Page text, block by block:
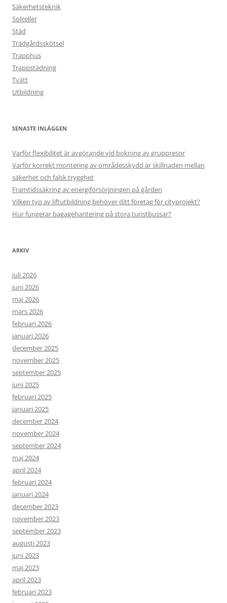
Säkerhetsteknik
Solceller
Städ
Trädgårdsskötsel
Trapphus
Trappstädning
Tvätt
Utbildning
SENASTE INLÄGGEN
Varför flexibilitet är avgörande vid bokning av gruppresor
Varför korrekt montering av områdesskydd är skillnaden mellan
säkerhet och falsk trygghet
Framtidssäkring av energiförsörjningen på gården
Vilken typ av liftutbildning behöver ditt företag för cityprojekt?
Hur fungerar bagagehantering på stora turistbussar?
ARKIV
juli 2026
juni 2026
maj 2026
mars 2026
februari 2026
januari 2026
december 2025
november 2025
september 2025
juni 2025
februari 2025
januari 2025
december 2024
november 2024
september 2024
maj 2024
april 2024
februari 2024
januari 2024
december 2023
november 2023
september 2023
augusti 2023
juni 2023
maj 2023
april 2023
februari 2023